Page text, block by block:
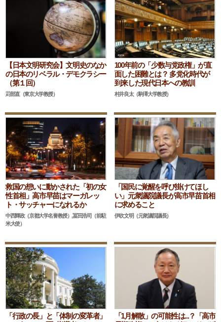
【日本文明研究会】文明史のなか
の日本のリベラル・デモクラシー
（第１回）
苅部直（東京大学教授）
100年前の「少数与党政権」が直
面した困難とは？ 多党化時代が
到来した現代日本への教訓
村井良太（駒澤大学教授）
救国の想いに動かされた「初の女
性首相」高市早苗はマーガレッ
ト・サッチャーになれるか
中西輝政（京都大学名誉教授）,冨田浩司（前駐
米大使）
「国民に覚醒を呼び掛けてほし
い」元衆議院議長が高市早苗首相
に求めること
伊吹文明（元衆議院議長）
「行政の長」と「体制の変革者」
「1月解散」の可能性は...？「高市